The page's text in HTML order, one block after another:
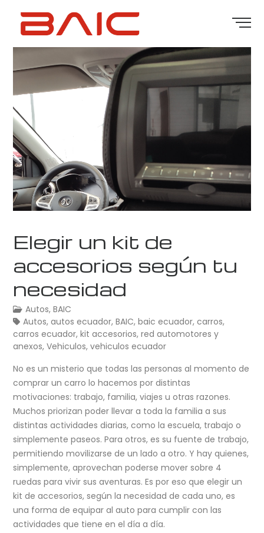
Elegir un kit de
accesorios según tu
necesidad
Autos,BAIC
Autos,autos ecuador,BAIC,baic ecuador,carros,
carros ecuador,kit accesorios,red automotores y
anexos,Vehiculos,vehiculos ecuador
No es un misterio que todas las personas al momento de
comprar un carro lo hacemos por distintas
motivaciones: trabajo, familia, viajes u otras razones.
Muchos priorizan poder llevar a toda la familia a sus
distintas actividades diarias, como la escuela, trabajo o
simplemente paseos. Para otros, es su fuente de trabajo,
permitiendo movilizarse de un lado a otro. Y hay quienes,
simplemente, aprovechan poderse mover sobre 4
ruedas para vivir sus aventuras. Es por eso que elegir un
kit de accesorios, según la necesidad de cada uno, es
una forma de equipar al auto para cumplir con las
actividades que tiene en el día a día.